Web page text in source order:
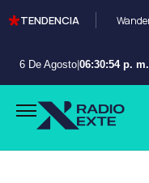
TENDENCIA
6 De Agosto| 06:30:55 p. m.